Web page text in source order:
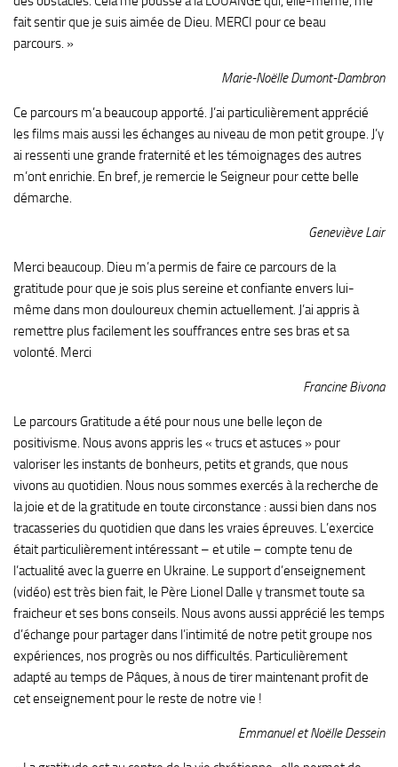
fait sentir que je suis aimée de Dieu. MERCI pour ce beau
parcours. »
Marie-Noëlle Dumont-Dambron
Ce parcours m’a beaucoup apporté. J’ai particulièrement apprécié
les films mais aussi les échanges au niveau de mon petit groupe. J’y
ai ressenti une grande fraternité et les témoignages des autres
m’ont enrichie. En bref, je remercie le Seigneur pour cette belle
démarche.
Geneviève Lair
Merci beaucoup. Dieu m’a permis de faire ce parcours de la
gratitude pour que je sois plus sereine et confiante envers lui-
même dans mon douloureux chemin actuellement. J’ai appris à
remettre plus facilement les souffrances entre ses bras et sa
volonté. Merci
Francine Bivona
Le parcours Gratitude a été pour nous une belle leçon de
positivisme. Nous avons appris les « trucs et astuces » pour
valoriser les instants de bonheurs, petits et grands, que nous
vivons au quotidien. Nous nous sommes exercés à la recherche de
la joie et de la gratitude en toute circonstance : aussi bien dans nos
tracasseries du quotidien que dans les vraies épreuves. L’exercice
était particulièrement intéressant – et utile – compte tenu de
l’actualité avec la guerre en Ukraine. Le support d’enseignement
(vidéo) est très bien fait, le Père Lionel Dalle y transmet toute sa
fraicheur et ses bons conseils. Nous avons aussi apprécié les temps
d’échange pour partager dans l’intimité de notre petit groupe nos
expériences, nos progrès ou nos difficultés. Particulièrement
adapté au temps de Pâques, à nous de tirer maintenant profit de
cet enseignement pour le reste de notre vie !
Emmanuel et Noëlle Dessein